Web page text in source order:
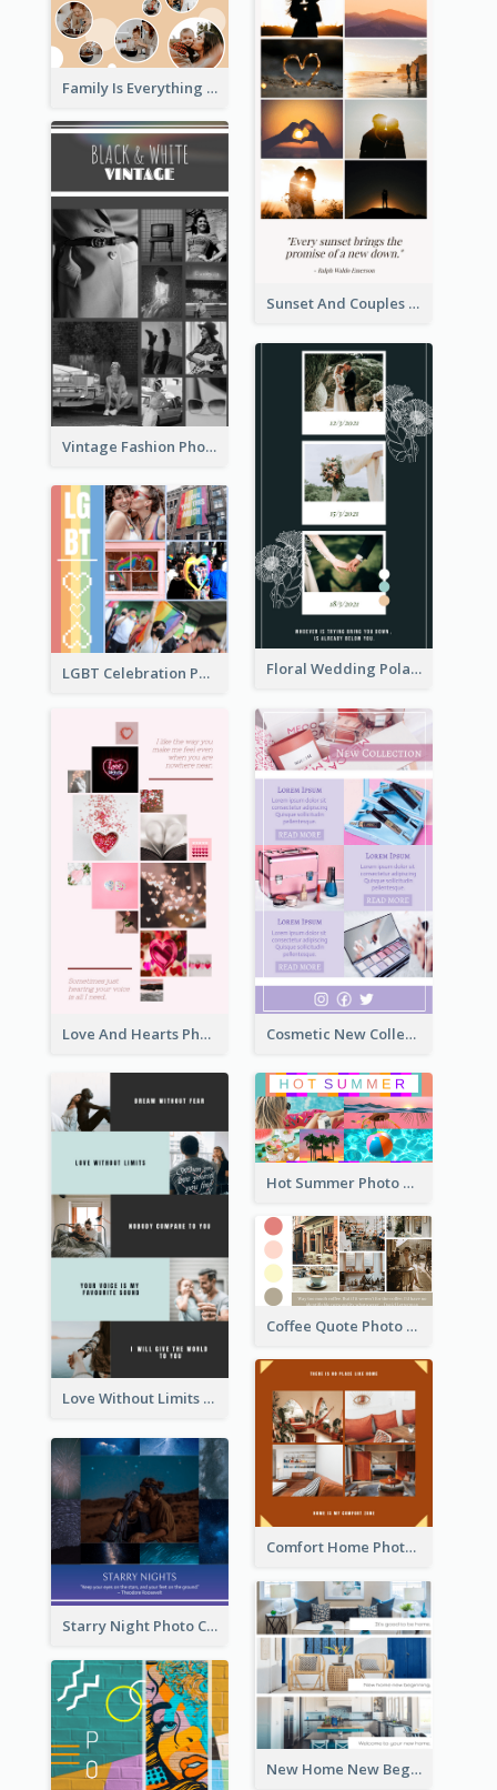
Family Is Everything Photo Collage
Sunset And Couples Photo Collage
Vintage Fashion Photo Collage
Floral Wedding Polaroid Photo Collage
LGBT Celebration Photo Collage
Love And Hearts Photo Collage Cosmetic New Collection Photo Collage
Love Without Limits Photo Collage
Hot Summer Photo Collage
Coffee Quote Photo Collage
Comfort Home Photo Collage
Starry Night Photo Collage
New Home New Beginning Photo Collage